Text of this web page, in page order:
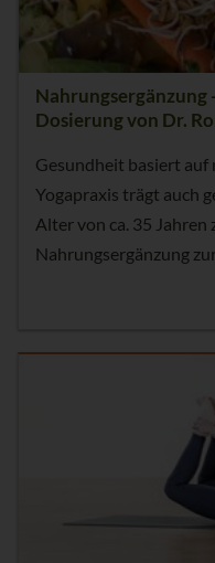
Nahrungsergänzung
Dosierung von Dr.
Gesundheit basiert auf
Yogapraxis trägt auch
Alter von ca. 35 Jahren
Nahrungsergänzung